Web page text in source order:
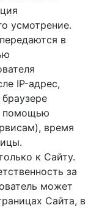
усмотрение.
в
IP-адрес,
помощью
время
к Сайту.
за
может
Сайта, в